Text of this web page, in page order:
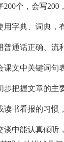
200个，会写200
用字典、词典，
普通话正确、流
课文中关键词句
步把握文章的主
读书看报的习惯
谈中能认真倾听